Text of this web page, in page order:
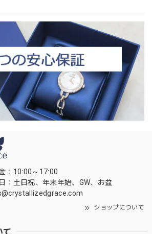
：10:00～17:00
：土日祝、年末年始、GW、お盆
ショップについて
て